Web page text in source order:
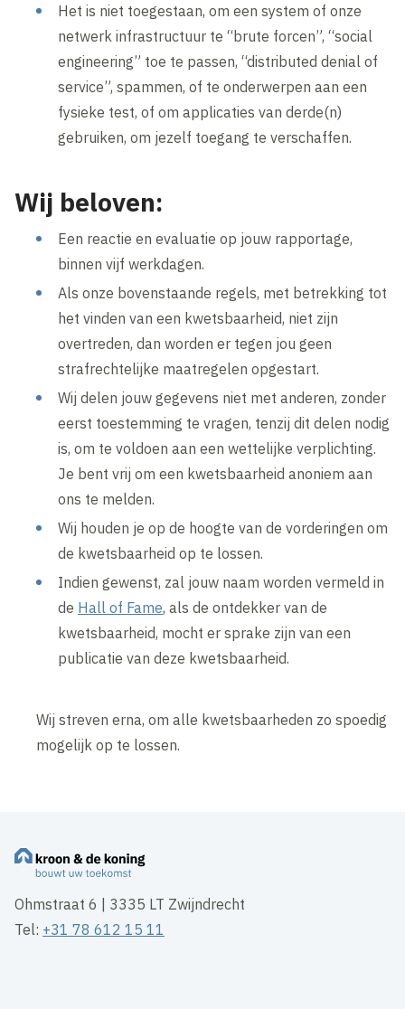
Het is niet toegestaan, om een system of onze
netwerk infrastructuur te “brute forcen”, “social
engineering” toe te passen, “distributed denial of
service”, spammen, of te onderwerpen aan een
fysieke test, of om applicaties van derde(n)
gebruiken, om jezelf toegang te verschaffen.
Wij beloven:
Een reactie en evaluatie op jouw rapportage,
binnen vijf werkdagen.
Als onze bovenstaande regels, met betrekking tot
het vinden van een kwetsbaarheid, niet zijn
overtreden, dan worden er tegen jou geen
strafrechtelijke maatregelen opgestart.
Wij delen jouw gegevens niet met anderen, zonder
eerst toestemming te vragen, tenzij dit delen nodig
is, om te voldoen aan een wettelijke verplichting.
Je bent vrij om een kwetsbaarheid anoniem aan
ons te melden.
Wij houden je op de hoogte van de vorderingen om
de kwetsbaarheid op te lossen.
Indien gewenst, zal jouw naam worden vermeld in
de Hall of Fame, als de ontdekker van de
kwetsbaarheid, mocht er sprake zijn van een
publicatie van deze kwetsbaarheid.
Wij streven erna, om alle kwetsbaarheden zo spoedig
mogelijk op te lossen.
Ohmstraat 6 | 3335 LT Zwijndrecht
Tel: +31 78 612 15 11